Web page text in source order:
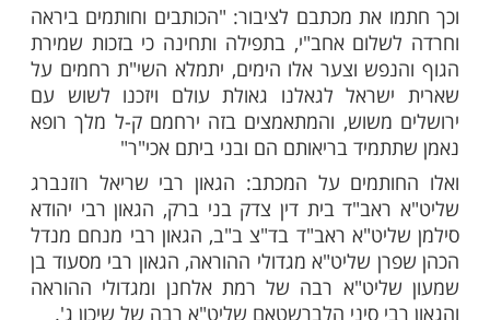
את הצורך להקפיד על הנחיות משרד
גם בבית כדי להימנע מסיכון בני משפחה
המשתייכם לקבוצות סיכון שונות: "בכל
חשש יש ללכת ולהיבדק כהוראות הרופאים.
כלשהוא אינו נבדק – חובה ברורה עליו
עליו חובת בידוד וזהירות כפולה ומוכפלת
ודאי, ומן הנראה שהרבה ממעגלי ההדבקה
ואיבוד נפשות יקרות וקדושות מקורם בקלות
ישמרנו, הלא למשמע אוזן דאבה נפשנו"